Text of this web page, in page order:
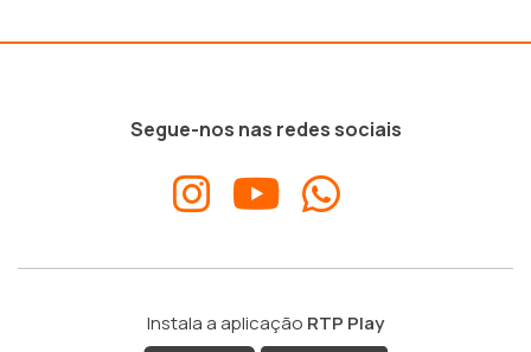
Segue-nos nas redes sociais
Instala a aplicação RTP Play